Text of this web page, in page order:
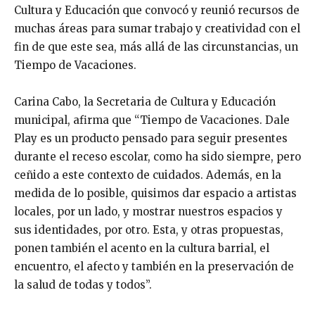
Cultura y Educación que convocó y reunió recursos de
muchas áreas para sumar trabajo y creatividad con el
fin de que este sea, más allá de las circunstancias, un
Tiempo de Vacaciones.
Carina Cabo, la Secretaria de Cultura y Educación
municipal, afirma que “Tiempo de Vacaciones. Dale
Play es un producto pensado para seguir presentes
durante el receso escolar, como ha sido siempre, pero
ceñido a este contexto de cuidados. Además, en la
medida de lo posible, quisimos dar espacio a artistas
locales, por un lado, y mostrar nuestros espacios y
sus identidades, por otro. Esta, y otras propuestas,
ponen también el acento en la cultura barrial, el
encuentro, el afecto y también en la preservación de
la salud de todas y todos”.